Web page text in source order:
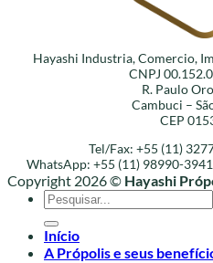
Hayashi Industria, Comercio,
CNPJ
R. Paulo
Cambuci –
CEP
Tel/Fax: +55 (11)
WhatsApp: +55 (11) 98990-3941
Copyright 2026 © Hayashi
Pesquisar
por:
Início
A Própolis e seus